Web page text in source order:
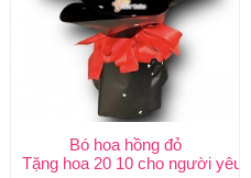
Bó hoa hồng đỏ
Tặng hoa 20 10 cho người yêu